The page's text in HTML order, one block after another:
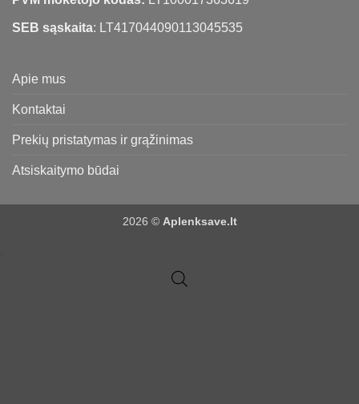
SEB sąskaita: LT417044090113045535
Apie mus
Kontaktai
Prekių pristatymas ir grąžinimas
Atsiskaitymo būdai
2026 © Aplenksave.lt